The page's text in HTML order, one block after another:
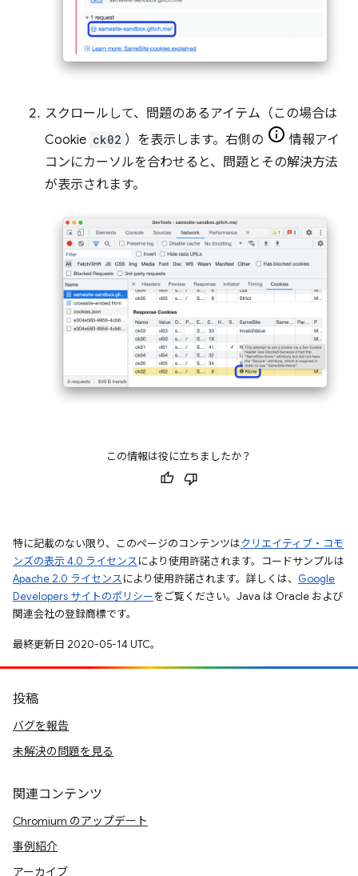
スクロールして、問題のあるアイテム（この場合は
Cookie ck02 ）を表示します。右側の
情報アイ
コンにカーソルを合わせると、問題とその解決方法
が表示されます。
この情報は役に立ちましたか？
特に記載のない限り、このページのコンテンツはクリエイティブ・コモ
ンズの表示 4.0 ライセンスにより使用許諾されます。コードサンプルは
Apache 2.0 ライセンスにより使用許諾されます。詳しくは、 Google
Developers サイトのポリシーをご覧ください。Java は Oracle および
関連会社の登録商標です。
最終更新日 2020-05-14 UTC。
投稿
バグを報告
未解決の問題を見る
関連コンテンツ
Chromium のアップデート
事例紹介
アーカイブ